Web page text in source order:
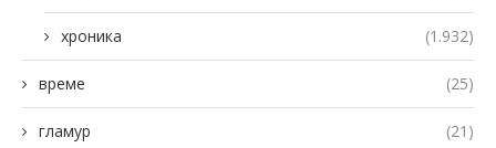
хроника (1.932)
време (25)
гламур (21)